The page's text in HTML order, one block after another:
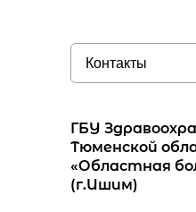
ГБУ
Тюменской
«Областная
(г.Ишим)